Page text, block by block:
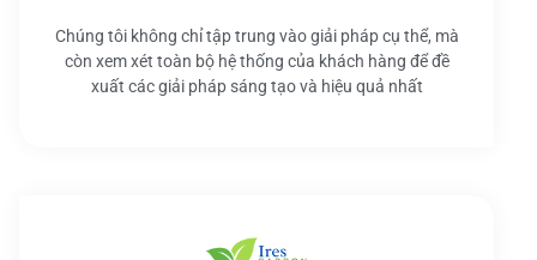
Chúng tôi không chỉ tập trung vào giải pháp cụ thể, mà
còn xem xét toàn bộ hệ thống của khách hàng để đề
xuất các giải pháp sáng tạo và hiệu quả nhất